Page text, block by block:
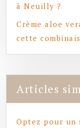
à Neuilly ?
Crème aloe
cette
Articles
Optez pour un